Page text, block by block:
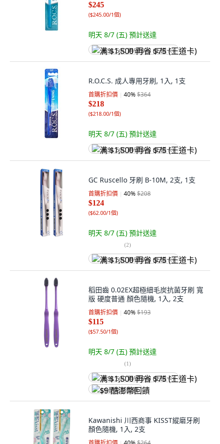
$245
($245.00/1個)
明天 8/7 (五) 預計送達
满 $1,500 再省 $75 (王道卡)
R.O.C.S. 成人專用牙刷, 1入, 1支
首購折扣價 40%$364
$218
($218.00/1個)
明天 8/7 (五) 預計送達
满 $1,500 再省 $75 (王道卡)
GC Ruscello 牙刷 B-10M, 2支, 1支
首購折扣價 40%$208
$124
($62.00/1個)
明天 8/7 (五) 預計送達
(2)
满 $1,500 再省 $75 (王道卡)
稻田齒 0.02EX超極細毛炭抗菌牙刷 寬
版 硬度普通 顏色隨機, 1入, 2支
首購折扣價 40%$193
$115
($57.50/1個)
明天 8/7 (五) 預計送達
(1)
满 $1,500 再省 $75 (王道卡)
$9 酷澎幣回饋
Kawanishi 川西商事 KISST縱磨牙刷
顏色隨機, 1入, 2支